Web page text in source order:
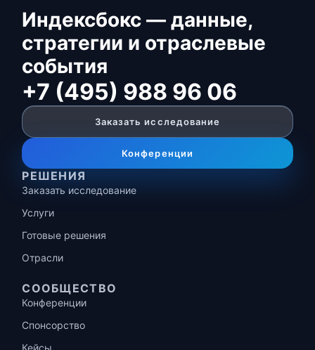
Индексбокс — данные,
стратегии и отраслевые
события
+7 (495) 988 96 06
Заказать исследование
Конференции
РЕШЕНИЯ
Заказать исследование
Услуги
Готовые решения
Отрасли
СООБЩЕСТВО
Конференции
Спонсорство